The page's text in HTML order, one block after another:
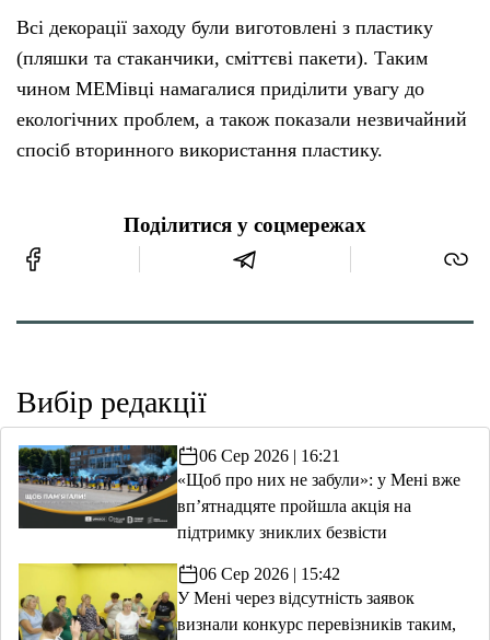
Всі декорації заходу були виготовлені з пластику
(пляшки та стаканчики, сміттєві пакети). Таким
чином МЕМівці намагалися приділити увагу до
екологічних проблем, а також показали незвичайний
спосіб вторинного використання пластику.
Поділитися у соцмережах
Вибір редакції
06 Сер 2026 | 16:21
«Щоб про них не забули»: у Мені вже
вп’ятнадцяте пройшла акція на
підтримку зниклих безвісти
06 Сер 2026 | 15:42
У Мені через відсутність заявок
визнали конкурс перевізників таким,